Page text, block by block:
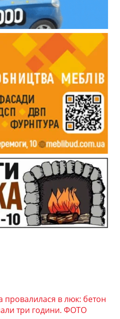
провалилася в люк: бетон
три години. ФОТО